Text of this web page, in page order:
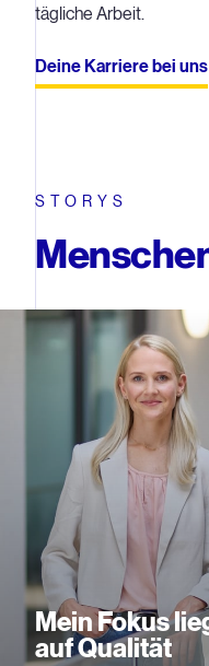
tägliche Arbeit.
Deine Karriere bei uns
STORYS
Mein Fokus
auf Qualität